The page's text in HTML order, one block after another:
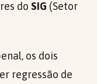
do SIG (Setor
os dois
regressão de